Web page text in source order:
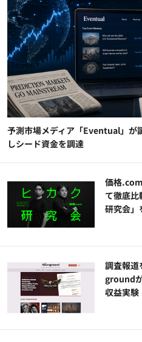
予測市場メディア「Eventual」
しシード資金を調達
価格
て徹底比
研究会」
調査報道
ground
収益実験